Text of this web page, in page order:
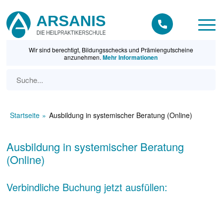
Wir sind berechtigt, Bildungsschecks und Prämiengutscheine
anzunehmen.Mehr Informationen
Startseite Ausbildung in systemischer Beratung (Online)
Ausbildung in systemischer Beratung
(Online)
Verbindliche Buchung jetzt ausfüllen: